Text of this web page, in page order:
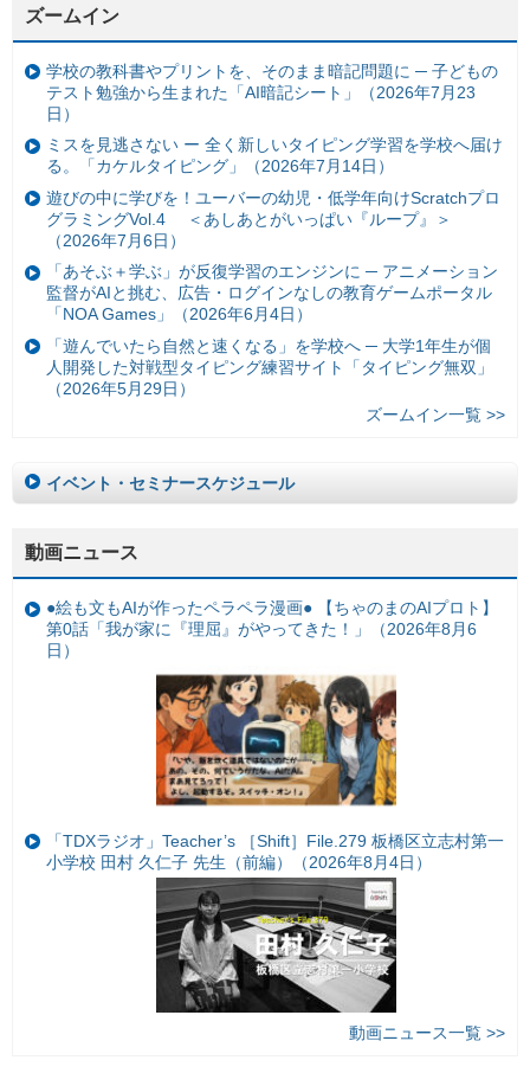
ズームイン
学校の教科書やプリントを、そのまま暗記問題に ─ 子どもの
テスト勉強から生まれた「AI暗記シート」（2026年7月23
日）
ミスを見逃さない ー 全く新しいタイピング学習を学校へ届け
る。「カケルタイピング」（2026年7月14日）
遊びの中に学びを！ユーバーの幼児・低学年向けScratchプロ
グラミングVol.4 ＜あしあとがいっぱい『ループ』＞
（2026年7月6日）
「あそぶ＋学ぶ」が反復学習のエンジンに ─ アニメーション
監督がAIと挑む、広告・ログインなしの教育ゲームポータル
「NOA Games」（2026年6月4日）
「遊んでいたら自然と速くなる」を学校へ ─ 大学1年生が個
人開発した対戦型タイピング練習サイト「タイピング無双」
（2026年5月29日）
ズームイン一覧 >>
イベント・セミナースケジュール
動画ニュース
●絵も文もAIが作ったペラペラ漫画● 【ちゃのまのAIプロト】
第0話「我が家に『理屈』がやってきた！」（2026年8月6
日）
「TDXラジオ」Teacher’s ［Shift］File.279 板橋区立志村第一
小学校 田村 久仁子 先生（前編）（2026年8月4日）
動画ニュース一覧 >>